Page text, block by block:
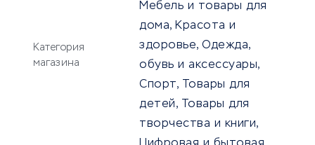
Категория
магазина
Мебель и товары для
дома, Красота и
здоровье, Одежда,
обувь и аксессуары,
Спорт, Товары для
детей, Товары для
творчества и книги,